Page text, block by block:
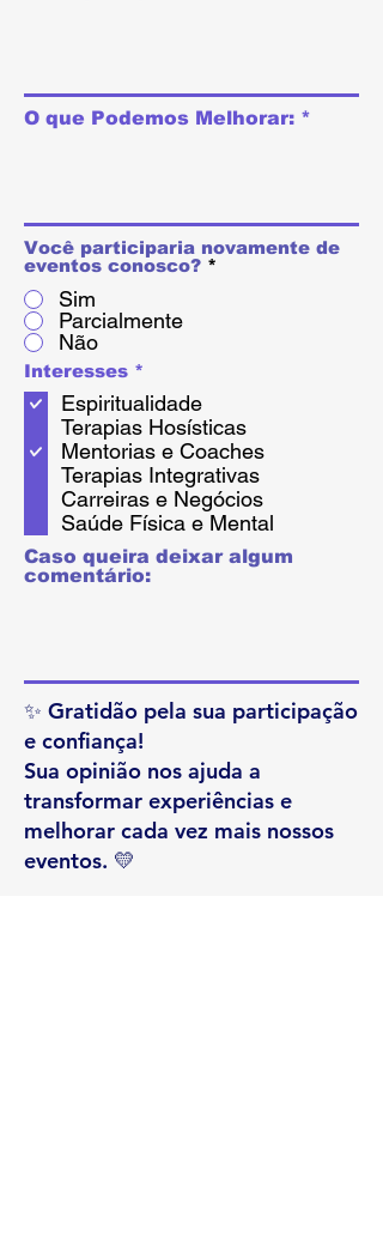
O que Podemos Melhorar:
Você participaria novamente de
eventos conosco? *
Sim
Parcialmente
Não
Interesses *
l
g
a
o
r
i
o
Espiritualidade
Terapias Hosísticas
Mentorias e Coaches
Terapias Integrativas
Carreiras e Negócios
Saúde Física e Mental
Caso queira deixar algum
comentário:
✨ Gratidão pela sua participação
e confiança!
Sua opinião nos ajuda a
transformar experiências e
melhorar cada vez mais nossos
eventos. 💛